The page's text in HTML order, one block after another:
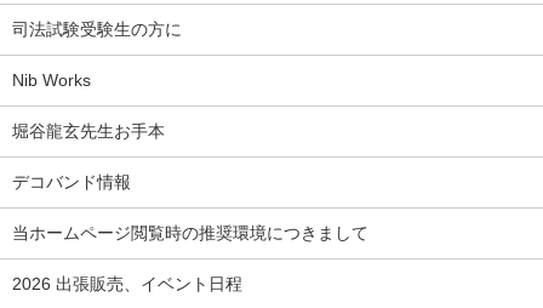
司法試験受験生の方に
Nib Works
堀谷龍玄先生お手本
デコバンド情報
当ホームページ閲覧時の推奨環境につきまして
2026 出張販売、イベント日程